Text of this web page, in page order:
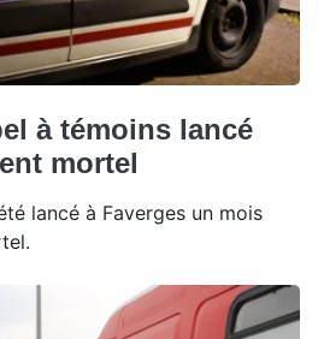
à témoins lancé
mortel
lancé à Faverges un mois